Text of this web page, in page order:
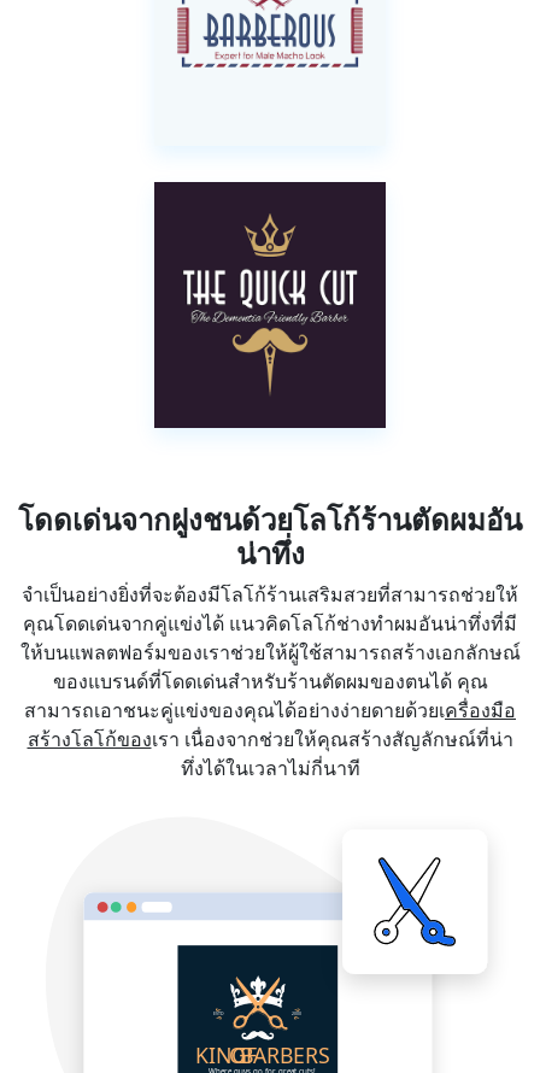
โดดเด่นจากฝูงชนด้วยโลโก้ร้านตัดผมอัน
น่าทึ่ง
จำเป็นอย่างยิ่งที่จะต้องมีโลโก้ร้านเสริมสวยที่สามารถช่วยให้
คุณโดดเด่นจากคู่แข่งได้ แนวคิดโลโก้ช่างทำผมอันน่าทึ่งที่มี
ให้บนแพลตฟอร์มของเราช่วยให้ผู้ใช้สามารถสร้างเอกลักษณ์
ของแบรนด์ที่โดดเด่นสำหรับร้านตัดผมของตนได้ คุณ
สามารถเอาชนะคู่แข่งของคุณได้อย่างง่ายดายด้วยเครื่องมือ
สร้างโลโก้ของเรา เนื่องจากช่วยให้คุณสร้างสัญลักษณ์ที่น่า
ทึ่งได้ในเวลาไม่กี่นาที